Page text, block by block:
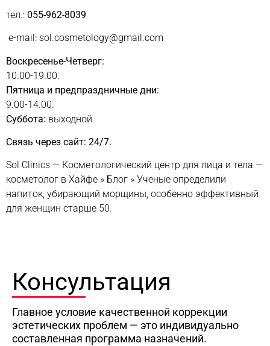
тел.: 055-962-8039
e-mail: sol.cosmetology@gmail.com
Воскресенье-Четверг:
10.00-19.00.
Пятница и предпраздничные дни:
9.00-14.00.
Суббота: выходной.
Связь через сайт: 24/7.
Sol Clinics — Косметологический центр для лица и тела —
косметолог в Хайфе » Блог » Ученые определили
напиток, убирающий морщины, особенно эффективный
для женщин старше 50.
Консультация
Главное условие качественной коррекции
эстетических проблем — это индивидуально
составленная программа назначений.